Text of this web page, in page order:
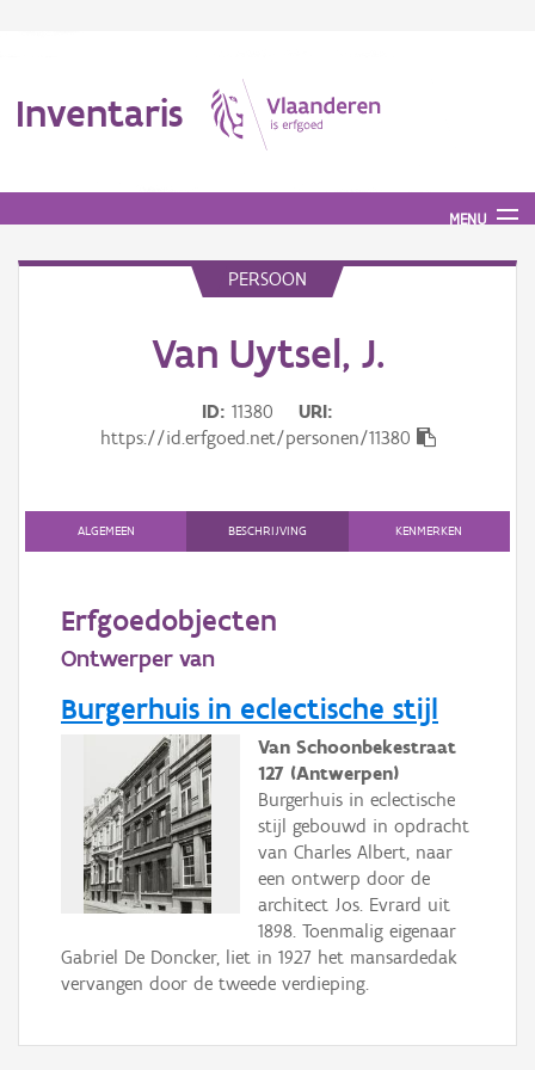
Inventaris
MENU
Waarneming
Gebeurtenis
Downloads
Aanmelden
PERSOON
Van Uytsel, J.
ID 11380
URI
https://id.erfgoed.net/personen/11380
ALGEMEEN BESCHRIJVING KENMERKEN
Erfgoedobjecten
Ontwerper van
Burgerhuis in eclectische stijl
Van Schoonbekestraat
127 (Antwerpen)
Burgerhuis in eclectische
stijl gebouwd in opdracht
van Charles Albert, naar
een ontwerp door de
architect Jos. Evrard uit
1898. Toenmalig eigenaar
Gabriel De Doncker, liet in 1927 het mansardedak
vervangen door de tweede verdieping.